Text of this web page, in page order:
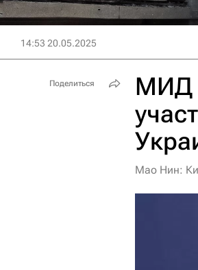
14:53 20.05.2025
МИД
Мао Нин:
Поделиться